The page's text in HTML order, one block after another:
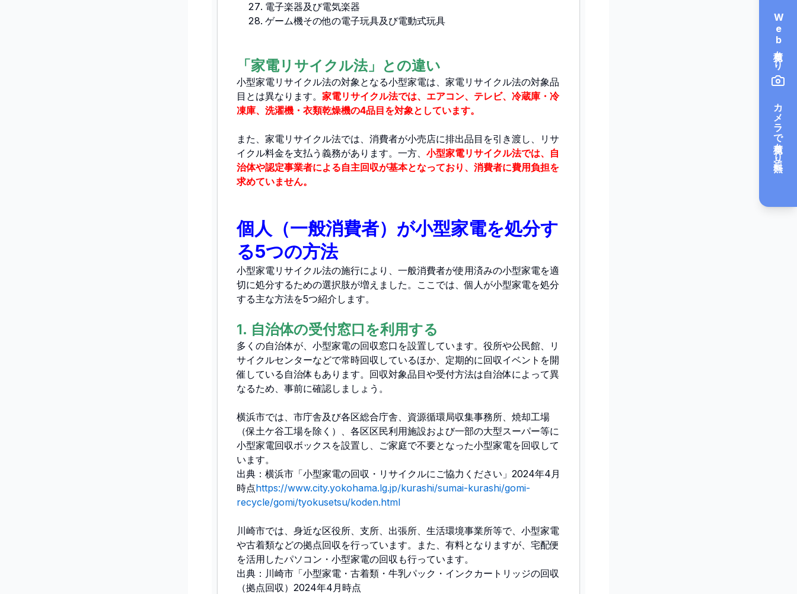
電子楽器及び電気楽器
ゲーム機その他の電子玩具及び電動式玩具
「家電リサイクル法」との違い
小型家電リサイクル法の対象となる小型家電は、家電リサイクル法の対象品
目とは異なります。 家電リサイクル法では、エアコン、テレビ、冷蔵庫・冷
凍庫、洗濯機・衣類乾燥機の4品目を対象としています。
また、家電リサイクル法では、消費者が小売店に排出品目を引き渡し、リサ
イクル料金を支払う義務があります。一方、 小型家電リサイクル法では、自
治体や認定事業者による自主回収が基本となっており、消費者に費用負担を
求めていません。
個人（一般消費者）が小型家電を処分す
る5つの方法
小型家電リサイクル法の施行により、一般消費者が使用済みの小型家電を適
切に処分するための選択肢が増えました。ここでは、個人が小型家電を処分
する主な方法を5つ紹介します。
1. 自治体の受付窓口を利用する
多くの自治体が、小型家電の回収窓口を設置しています。役所や公民館、リ
サイクルセンターなどで常時回収しているほか、定期的に回収イベントを開
催している自治体もあります。回収対象品目や受付方法は自治体によって異
なるため、事前に確認しましょう。
横浜市では、市庁舎及び各区総合庁舎、資源循環局収集事務所、焼却工場
（保土ケ谷工場を除く）、各区区民利用施設および一部の大型スーパー等に
小型家電回収ボックスを設置し、ご家庭で不要となった小型家電を回収して
います。
出典：横浜市「小型家電の回収・リサイクルにご協力ください」2024年4月
時点https://www.city.yokohama.lg.jp/kurashi/sumai-kurashi/gomi-
recycle/gomi/tyokusetsu/koden.html
川崎市では、身近な区役所、支所、出張所、生活環境事業所等で、小型家電
や古着類などの拠点回収を行っています。また、有料となりますが、宅配便
を活用したパソコン・小型家電の回収も行っています。
出典：川崎市「小型家電・古着類・牛乳パック・インクカートリッジの回収
（拠点回収）2024年4月時点
Web見積もり
カメラで見積もり（無料）